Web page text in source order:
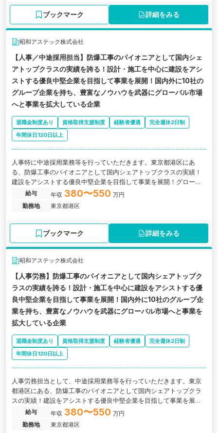
ブックマーク 詳細をみる
昭和アステック株式会社
【人事／中途採用担当】防爆工事のパイオニアとして国内シェ
アトップクラスの実績 を誇る！設計・施工を中心に建設をアシ
ストする優良中堅企業を目指して事業を展開！国内外に10社の
グループ企業を持ち、豊富なノウハウを武器にグローバル市場
へと事業を拡大している企業
退職金制度あり 資格取得支援制度 経験者優遇
完全週休2日制
年間休日120日以上
人事特に中途採用業務等を行っていただきます。東京都港区にあ
る、防爆工事のパイオニアとして国内シェアトップクラスの実績 ！
建設をアシストする優良中堅企業を目指して事業を展開！グローバ
ル市場へと事業を拡大している企業の求人です。
給与 年収 380〜550 万円
勤務地
東京都港区
ブックマーク 詳細をみる
昭和アステック株式会社
【人事労務】防爆工事のパイオニアとして国内シェアトップク
ラスの実績 を誇る！設計・施工を中心に建設をアシストする優
良中堅企業を目指して事業を展開！国内外に10社のグループ企
業を持ち、豊富なノウハウを武器にグローバル市場へと事業を
拡大している企業
退職金制度あり 資格取得支援制度 経験者優遇
完全週休2日制
年間休日120日以上
人事労務担当として、中途採用業務等を行っていただきます。東京
都港区にある、防爆工事のパイオニアとして国内シェアトップクラ
スの実績 ！建設をアシストする優良中堅企業を目指して事業を展
開！グローバル市場へと事業を拡大している企業の求人です。
給与 年収 380〜550 万円
勤務地
東京都港区